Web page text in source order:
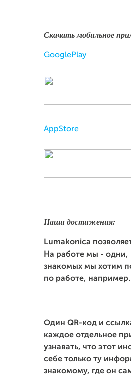
Скачать мобильное
GooglePlay
AppStore
Наши достижения:
Lumakonica
На работе мы - одни,
знакомых мы хотим
по работе, например.
Один QR-код и
каждое отдельное
узнавать, что этот
себе только ту
знакомому, где он